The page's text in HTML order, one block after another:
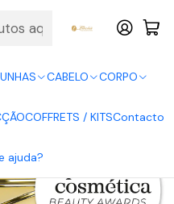
UNHAS CABELO CORPO
COFFRETS / KITSContacto
ajuda?
Klarna.
Nude Champagne 50gr